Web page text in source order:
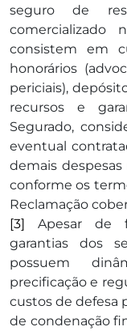
seguro de
comercializado
consistem em
honorários
periciais),
recursos e
Segurado,
eventual
demais despesas
conforme os
Reclamação
[3] Apesar de
garantias dos
possuem
precificação e
custos de
de condenação